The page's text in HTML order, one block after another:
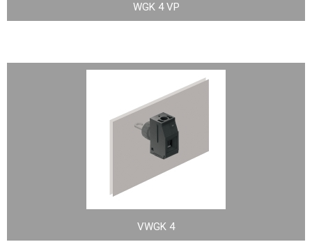
WGK 4 VP
VWGK 4